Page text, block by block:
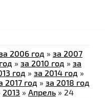
2006 год » за 2007
» за 2010 год » за
год » за 2014 год »
2017 год » за 2018 год
2013 » Апрель » 24